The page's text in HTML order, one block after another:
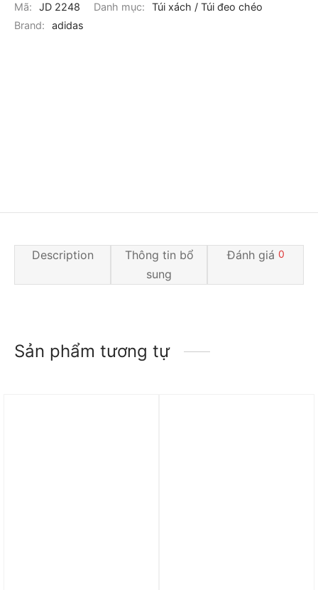
Mã: JD 2248 Danh mục:
Túi xách / Túi đeo chéo
Brand:
adidas
Description
Thông tin bổ
sung
Đánh giá 0
Sản phẩm tương tự